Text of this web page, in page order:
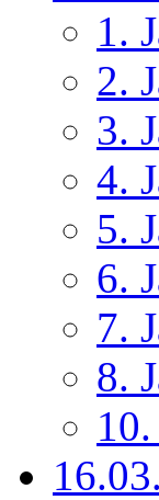
1.
2.
3.
4.
5.
6.
7.
8.
16.03.